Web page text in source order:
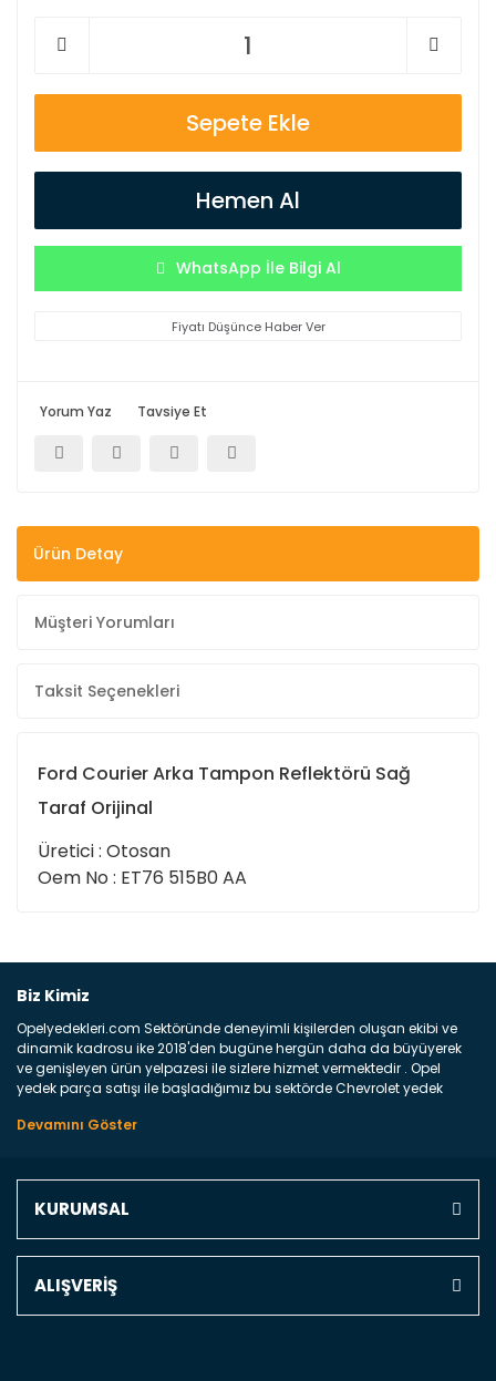
Sepete Ekle
Hemen Al
WhatsApp İle Bilgi Al
Fiyatı Düşünce Haber Ver
Yorum Yaz Tavsiye Et
Ürün Detay
Müşteri Yorumları
Taksit Seçenekleri
Ford Courier Arka Tampon Reflektörü Sağ
Taraf Orijinal
Üretici : Otosan
Oem No : ET76 515B0 AA
Yorum Yaz
Biz Kimiz
Opelyedekleri.com Sektöründe deneyimli kişilerden oluşan ekibi ve
dinamik kadrosu ike 2018'den bugüne hergün daha da büyüyerek
ve genişleyen ürün yelpazesi ile sizlere hizmet vermektedir . Opel
yedek parça satışı ile başladığımız bu sektörde Chevrolet yedek
marka araçların ve FCA Grubun Fiat ve Alfa Romeo yedek parça
Türkiyenin 4 bir yanına ve uluslarası dünyanın dört bir yanına
parça gelebilir ancak bunları biraz toparlarsak aşağıda belirttiğimiz
KURUMSAL
ALIŞVERİŞ